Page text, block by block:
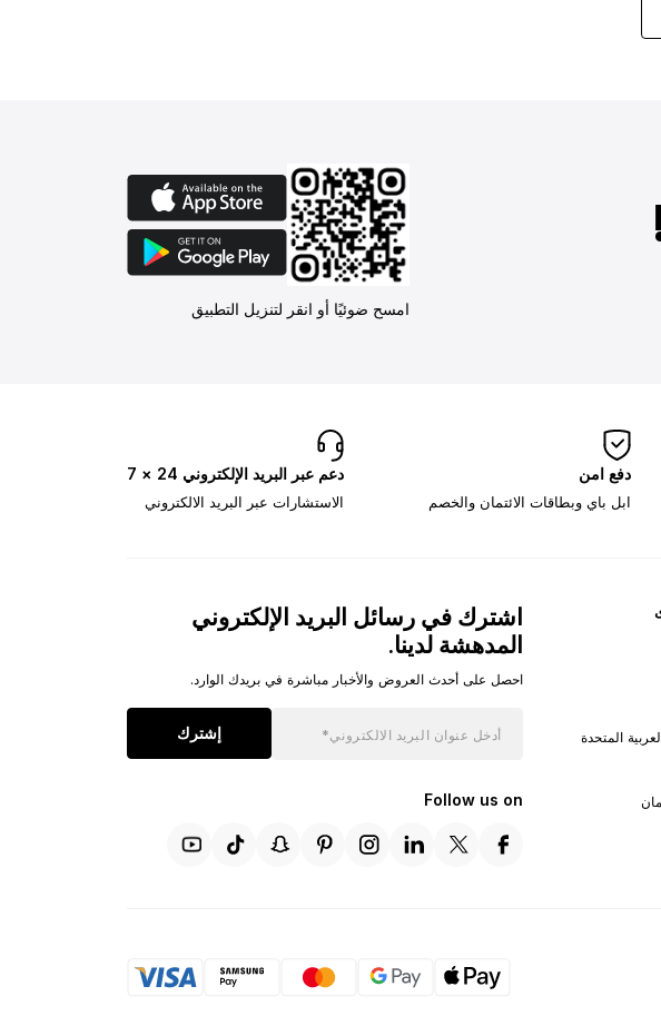
امسح ضوئيًا أو انقر لتنزيل التطبيق
دفع امن
ابل باي وبطاقات الائتمان والخصم
دعم عبر البريد الإلكتروني 24 × 7
الاستشارات عبر البريد الالكتروني
المتحدة
اشترك في رسائل البريد الإلكتروني
المدهشة لدينا.
احصل على أحدث العروض والأخبار مباشرة في بريدك الوارد.
إشترك
Follow us on